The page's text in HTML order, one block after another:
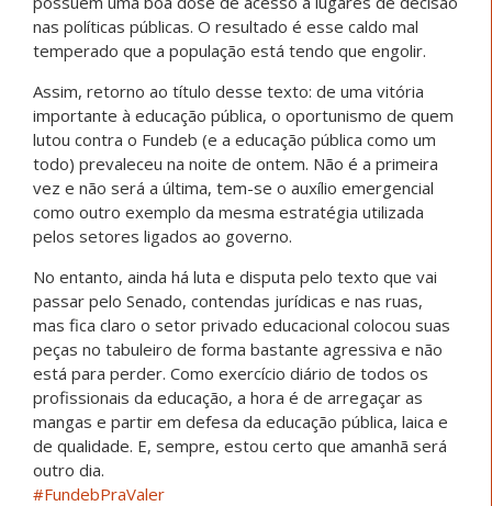
nas políticas públicas. O resultado é esse caldo mal
temperado que a população está tendo que engolir.
Assim, retorno ao título desse texto: de uma vitória
importante à educação pública, o oportunismo de quem
lutou contra o Fundeb (e a educação pública como um
todo) prevaleceu na noite de ontem. Não é a primeira
vez e não será a última, tem-se o auxílio emergencial
como outro exemplo da mesma estratégia utilizada
pelos setores ligados ao governo.
No entanto, ainda há luta e disputa pelo texto que vai
passar pelo Senado, contendas jurídicas e nas ruas,
mas fica claro o setor privado educacional colocou suas
peças no tabuleiro de forma bastante agressiva e não
está para perder. Como exercício diário de todos os
profissionais da educação, a hora é de arregaçar as
mangas e partir em defesa da educação pública, laica e
de qualidade. E, sempre, estou certo que amanhã será
outro dia.
#FundebPraValer